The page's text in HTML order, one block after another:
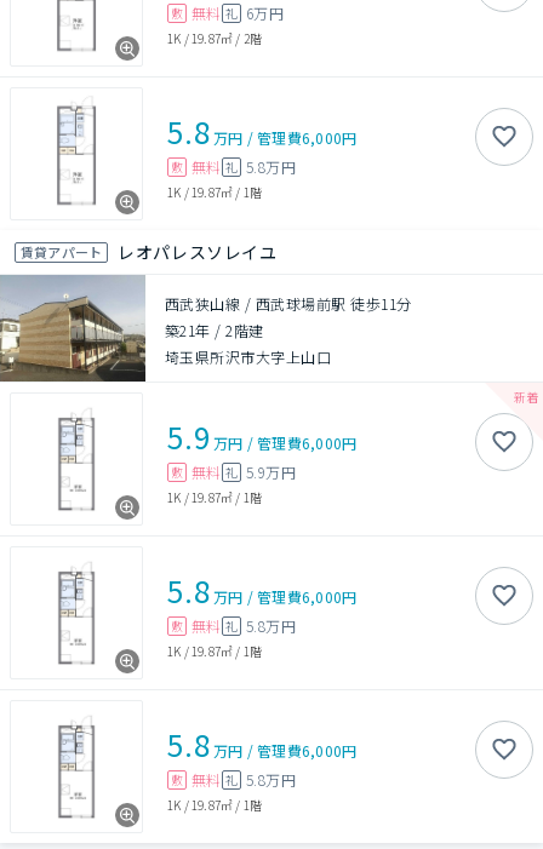
敷 無料 礼 6万円
1K / 19.87㎡ / 2階
5.8万円 /管理費6,000円
敷 無料 礼 5.8万円
1K / 19.87㎡ / 1階
賃貸アパート レオパレスソレイユ
西武狭山線 / 西武球場前駅 徒歩11分
築21年 /2階建
埼玉県所沢市大字上山口
5.9 万円 /管理費6,000円
敷 無料 礼 5.9万円
1K / 19.87㎡ / 1階
5.8万円 /管理費6,000円
敷 無料 礼 5.8万円
1K / 19.87㎡ / 1階
5.8万円 /管理費6,000円
敷 無料 礼 5.8万円
1K / 19.87㎡ / 1階